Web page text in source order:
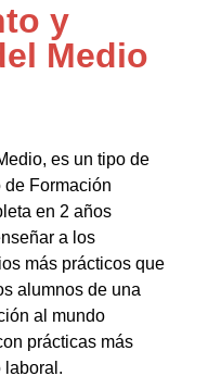
y
Medio
es un tipo de
Formación
en 2 años
a los
más prácticos que
alumnos de una
al mundo
prácticas más
laboral.